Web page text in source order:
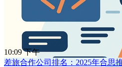
10:09 下午
差旅合作公司排名：2025年合思